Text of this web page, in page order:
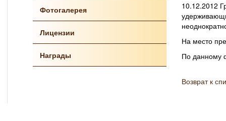
Фотогалерея
Лицензии
Награды
10.12.2012
На место
По данному
Возврат к